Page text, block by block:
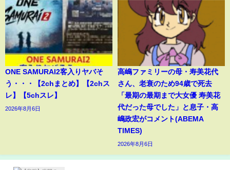
ONE SAMURAI2客入りヤバそ
う・・・【2chまとめ】【2chス
レ】【5chスレ】
2026年8月6日
高嶋ファミリーの母・寿美花代
さん、老衰のため94歳で死去
「最期の最期まで大女優 寿美花
代だった母でした」と息子・高
嶋政宏がコメント(ABEMA
TIMES)
2026年8月6日